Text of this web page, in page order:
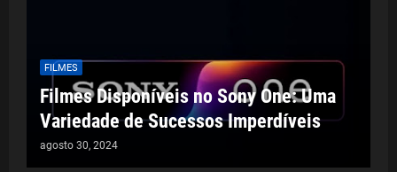
FILMES
Filmes Disponíveis no Sony One: Uma
Variedade de Sucessos Imperdíveis
agosto 30, 2024